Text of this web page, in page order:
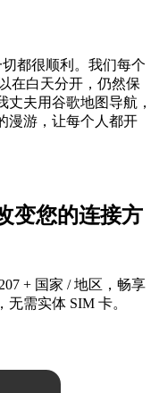
都很顺利。我们每个
在白天分开，仍然保
夫用谷歌地图导航，
漫游，让每个人都开
变您的连接方
+ 国家 / 地区，畅享
需实体 SIM 卡。